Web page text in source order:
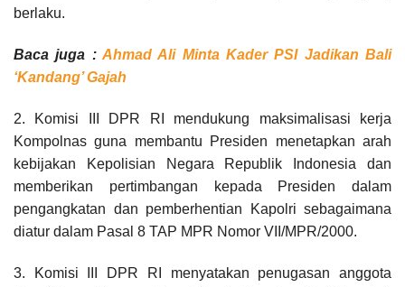
berlaku.
Baca juga : Ahmad Ali Minta Kader PSI Jadikan Bali
‘Kandang’ Gajah
2. Komisi III DPR RI mendukung maksimalisasi kerja
Kompolnas guna membantu Presiden menetapkan arah
kebijakan Kepolisian Negara Republik Indonesia dan
memberikan pertimbangan kepada Presiden dalam
pengangkatan dan pemberhentian Kapolri sebagaimana
diatur dalam Pasal 8 TAP MPR Nomor VII/MPR/2000.
3. Komisi III DPR RI menyatakan penugasan anggota